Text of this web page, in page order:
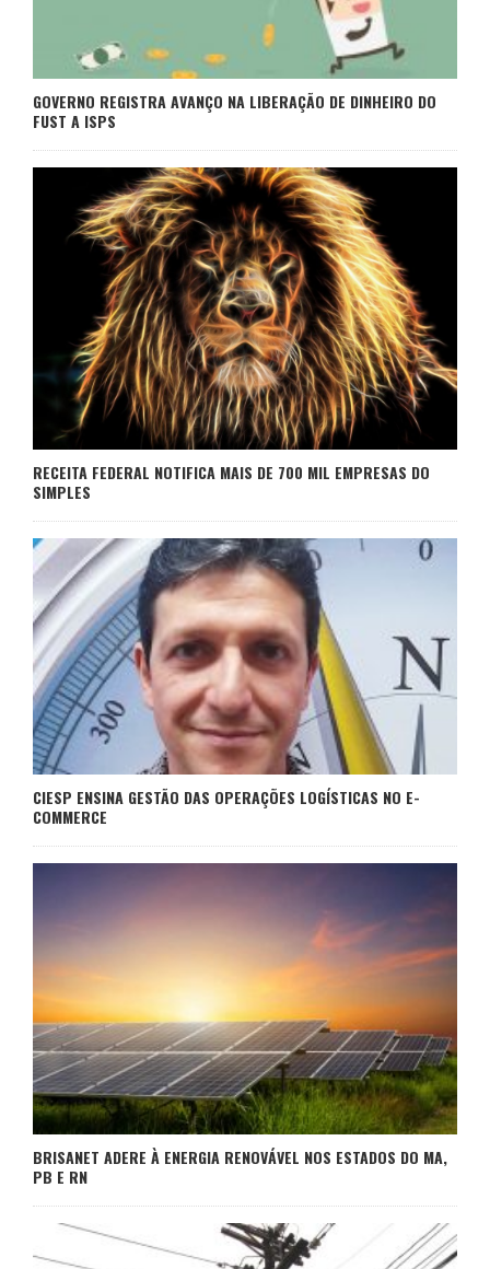
GOVERNO REGISTRA AVANÇO NA LIBERAÇÃO DE DINHEIRO DO
FUST A ISPS
RECEITA FEDERAL NOTIFICA MAIS DE 700 MIL EMPRESAS DO
SIMPLES
CIESP ENSINA GESTÃO DAS OPERAÇÕES LOGÍSTICAS NO E-
COMMERCE
BRISANET ADERE À ENERGIA RENOVÁVEL NOS ESTADOS DO MA,
PB E RN